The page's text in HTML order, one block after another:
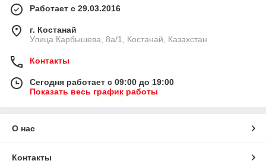
Работает с 29.03.2016
г. Костанай
Улица Карбышева, 8а/1, Костанай, Казахстан
Контакты
Сегодня работает с 09:00 до 19:00
Показать весь график работы
О нас
Контакты